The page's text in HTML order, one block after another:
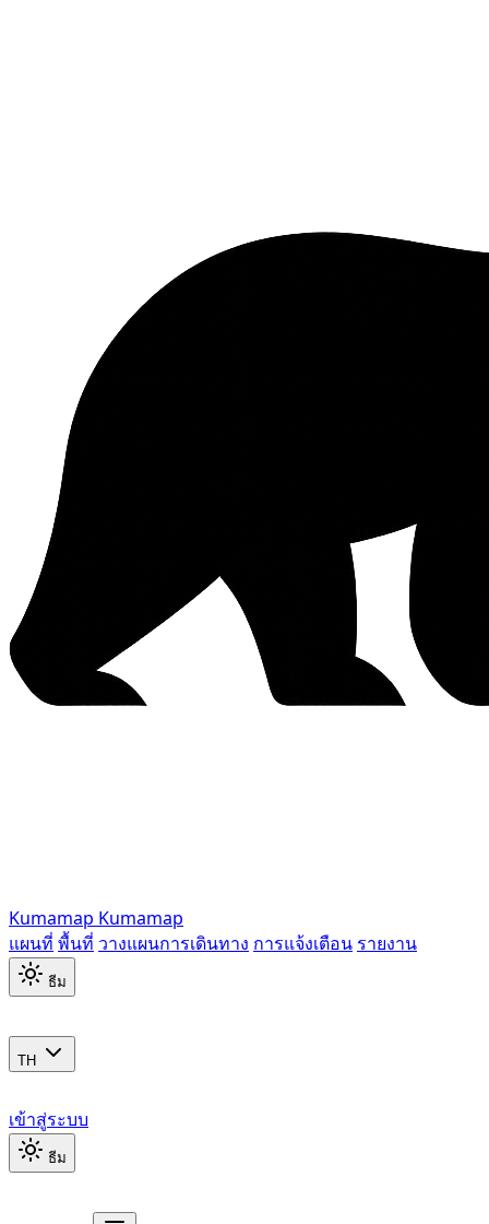
Kumamap Kumamap
แผนที่ พื้นที่ วางแผนการเดินทาง การแจ้งเตือน รายงาน
ธีม
TH
เข้าสู่ระบบ
ธีม